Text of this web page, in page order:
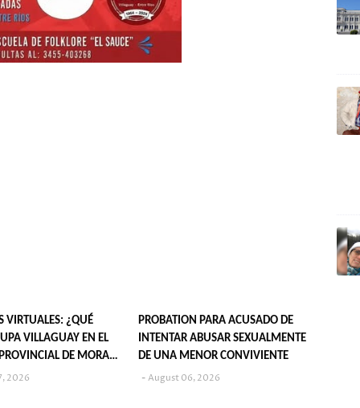
VIRTUALES: ¿QUÉ
VILLAGUAY EN EL
DE MORA
2026
PROBATION PARA ACUSADO DE
INTENTAR ABUSAR SEXUALMENTE
DE UNA MENOR CONVIVIENTE
August 06, 2026